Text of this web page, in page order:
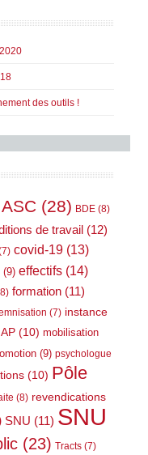
des outils !
ASC (28) BDE (8)
de travail (12)
covid-19 (13)
(9) effectifs (14)
formation (11)
(7) instance
(10) mobilisation
(9) psychologue
(10) Pôle
(8) revendications
SNU (11) SNU
(23) Tracts (7)